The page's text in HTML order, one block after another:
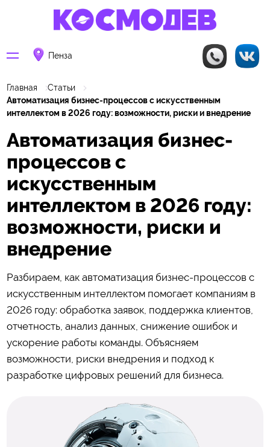
Пенза
Главная
Статьи
Автоматизация бизнес-процессов с искусственным
интеллектом в 2026 году: возможности, риски и внедрение
Автоматизация бизнес-
процессов с
искусственным
интеллектом в 2026 году:
возможности, риски и
внедрение
Разбираем, как автоматизация бизнес-процессов с
искусственным интеллектом помогает компаниям в
2026 году: обработка заявок, поддержка клиентов,
отчетность, анализ данных, снижение ошибок и
ускорение работы команды. Объясняем
возможности, риски внедрения и подход к
разработке цифровых решений для бизнеса.